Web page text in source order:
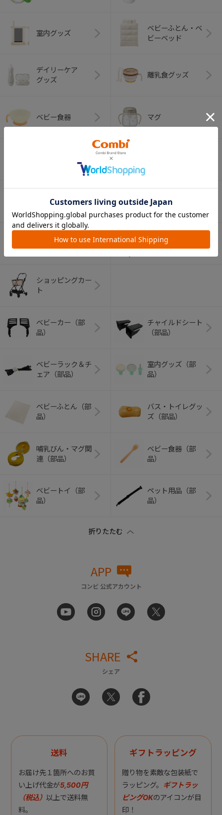
室内グッズ
ベビーふとん・ベ
ビーベッド
デイリーケア
グッズ
離乳食グッズ
ベビー食器 マグ
ン・フォーク
（お口のケア）
ベビートイ
アウトドアグッズ
（ヘルメット）
ペット用品
ショッピングカー
ト
ベビーカー（部
品）
チャイルドシート
（部品）
ベビーラック＆チ
ェア（部品）
室内グッズ（部
品）
ベビーふとん（部
品）
バス・トイレグッ
ズ（部品）
哺乳びん・マグ関
連（部品）
ベビー食器（部
品）
ベビートイ（部
品）
ペット用品（部
品）
APP
コンビ 公式アカウント
SHARE
シェア
送料
お届け先１箇所へのお買
い上げ代金が5,500円
（税込） 以上で送料無
料。
ギフトラッピング
贈り物を素敵な包装紙で
ラッピング。 ギフトラッ
ピングOKのアイコンが目
印！